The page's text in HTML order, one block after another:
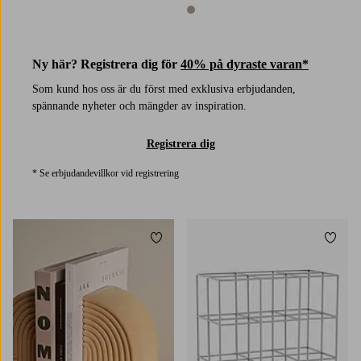
Ny här? Registrera dig för 40% på dyraste varan*
Som kund hos oss är du först med exklusiva erbjudanden,
spännande nyheter och mängder av inspiration.
Registrera dig
* Se erbjudandevillkor vid registrering
1 färg
Lägg till i favoriter Lägg